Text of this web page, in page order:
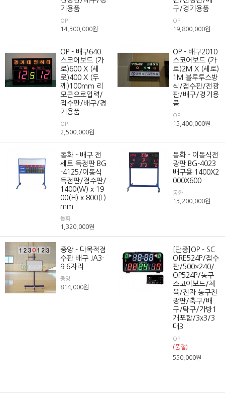
기용품
OP
14,300,000원
구/경기용품
OP
19,800,000원
OP - 배구640
스코어보드 (가
로)600 X (세
로)400 X (두
께)100mm 리
모콘으로입력/
점수판/배구/경
기용품
OP
2,500,000원
OP - 배구2010
스코어보드 (가
로)2M X (세로)
1M 블루투스방
식/점수판/전광
판/배구/경기용
품
OP
15,400,000원
동화 - 배구 전
세트 득점판 BG
-4125/이동식
득점판/점수판/
1400(W) x 19
00(H) x 800(L)
mm
동화
1,320,000원
동화 - 이동식전
광판 BG-4023
배구용 1400X2
000X600
동화
13,200,000원
중앙 - 다목적점
수판 배구 JA3-
9 6자리
중앙
814,000원
[단종]OP - SC
ORE524P/점수
판/500×240/
OP524P/농구
스코어보드/체
육/전자 농구전
광판/축구/배
구/탁구/가방1
개포함/3x3/3
대3
OP
(품절)
550,000원